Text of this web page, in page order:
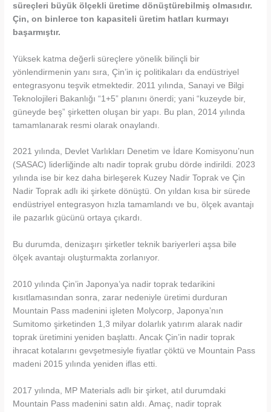
süreçleri büyük ölçekli üretime dönüştürebilmiş olmasıdır.
Çin, on binlerce ton kapasiteli üretim hatları kurmayı
başarmıştır.
Yüksek katma değerli süreçlere yönelik bilinçli bir
yönlendirmenin yanı sıra, Çin’in iç politikaları da endüstriyel
entegrasyonu teşvik etmektedir. 2011 yılında, Sanayi ve Bilgi
Teknolojileri Bakanlığı “1+5” planını önerdi; yani “kuzeyde bir,
güneyde beş” şirketten oluşan bir yapı. Bu plan, 2014 yılında
tamamlanarak resmi olarak onaylandı.
2021 yılında, Devlet Varlıkları Denetim ve İdare Komisyonu’nun
(SASAC) liderliğinde altı nadir toprak grubu dörde indirildi. 2023
yılında ise bir kez daha birleşerek Kuzey Nadir Toprak ve Çin
Nadir Toprak adlı iki şirkete dönüştü. On yıldan kısa bir sürede
endüstriyel entegrasyon hızla tamamlandı ve bu, ölçek avantajı
ile pazarlık gücünü ortaya çıkardı.
Bu durumda, denizaşırı şirketler teknik bariyerleri aşsa bile
ölçek avantajı oluşturmakta zorlanıyor.
2010 yılında Çin’in Japonya’ya nadir toprak tedarikini
kısıtlamasından sonra, zarar nedeniyle üretimi durduran
Mountain Pass madenini işleten Molycorp, Japonya’nın
Sumitomo şirketinden 1,3 milyar dolarlık yatırım alarak nadir
toprak üretimini yeniden başlattı. Ancak Çin’in nadir toprak
ihracat kotalarını gevşetmesiyle fiyatlar çöktü ve Mountain Pass
madeni 2015 yılında yeniden iflas etti.
2017 yılında, MP Materials adlı bir şirket, atıl durumdaki
Mountain Pass madenini satın aldı. Amaç, nadir toprak